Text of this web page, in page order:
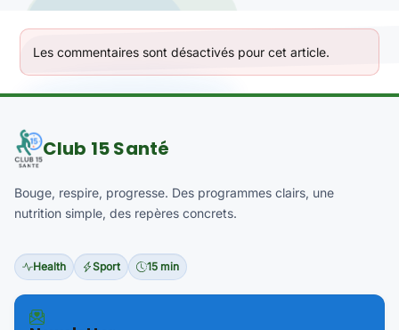
Les commentaires sont désactivés pour cet article.
Club 15 Santé
Bouge, respire, progresse. Des programmes clairs, une
nutrition simple, des repères concrets.
Health Sport 15 min